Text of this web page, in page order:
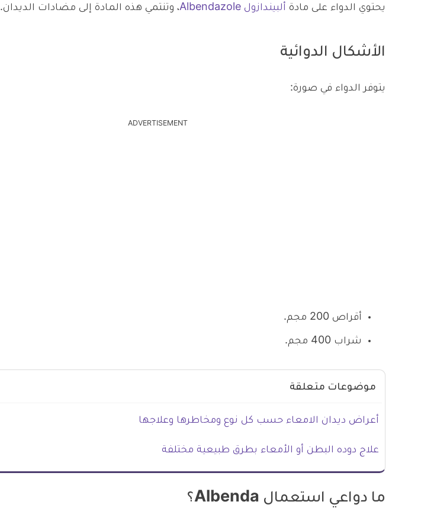
يحتوي الدواء على مادة ألبيندازول Albendazole ، وتنتمي هذه المادة إلى مضادات الديدان.
الأشكال الدوائية
يتوفر الدواء في صورة:
ADVERTISEMENT
أقراص 200 مجم.
شراب 400 مجم.
موضوعات متعلقة
أعراض ديدان الامعاء حسب كل نوع ومخاطرها وعلاجها
علاج دوده البطن أو الأمعاء بطرق طبيعية مختلفة
ما دواعي استعمال Albenda؟